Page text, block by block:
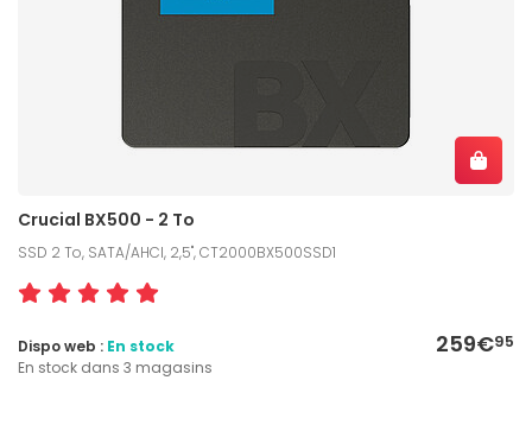
Crucial BX500 - 2 To
SSD 2 To, SATA/AHCI, 2,5", CT2000BX500SSD1
259€95
Dispo web : En stock
En stock dans 3 magasins